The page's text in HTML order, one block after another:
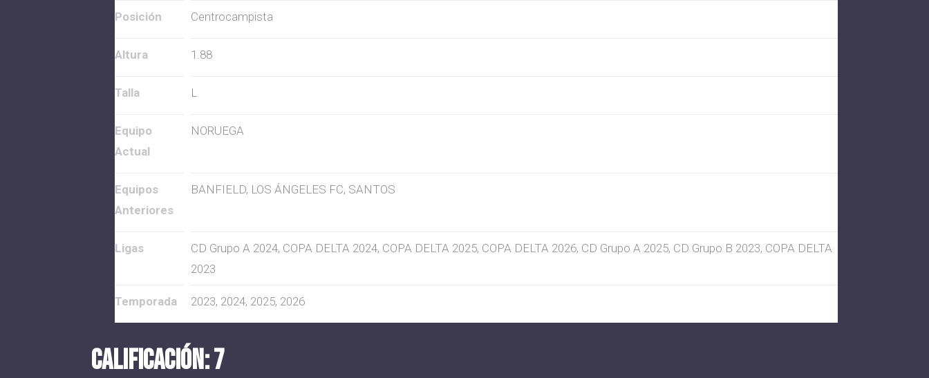
Posición Centrocampista
Altura 1.88
Talla L
Equipo
Actual
NORUEGA
Equipos
Anteriores
BANFIELD, LOS ÁNGELES FC, SANTOS
Ligas
CD Grupo A 2024, COPA DELTA 2024, COPA DELTA 2025, COPA DELTA 2026, CD Grupo A 2025, CD Grupo B 2023, COPA DELTA
2023
Temporada 2023, 2024, 2025, 2026
CALIFICACIÓN: 7